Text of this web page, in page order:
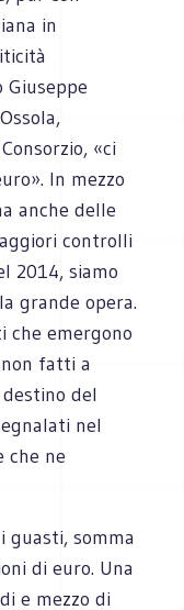
in
Giuseppe
«ci
In mezzo
anche delle
controlli
2014, siamo
grande opera.
che emergono
fatti a
del
nel
che ne
guasti, somma
di euro. Una
e mezzo di